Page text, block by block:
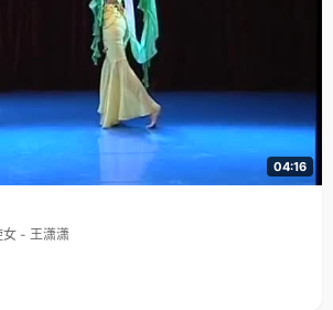
04:16
女 - 王潇潇